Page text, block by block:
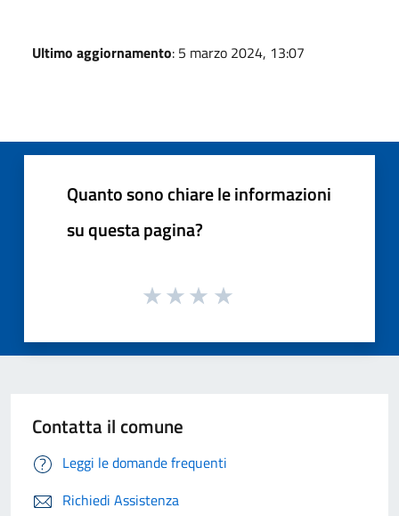
Ultimo aggiornamento: 5 marzo 2024, 13:07
Quanto sono chiare le informazioni
su questa pagina?
Contatta il comune
Leggi le domande frequenti
Richiedi Assistenza